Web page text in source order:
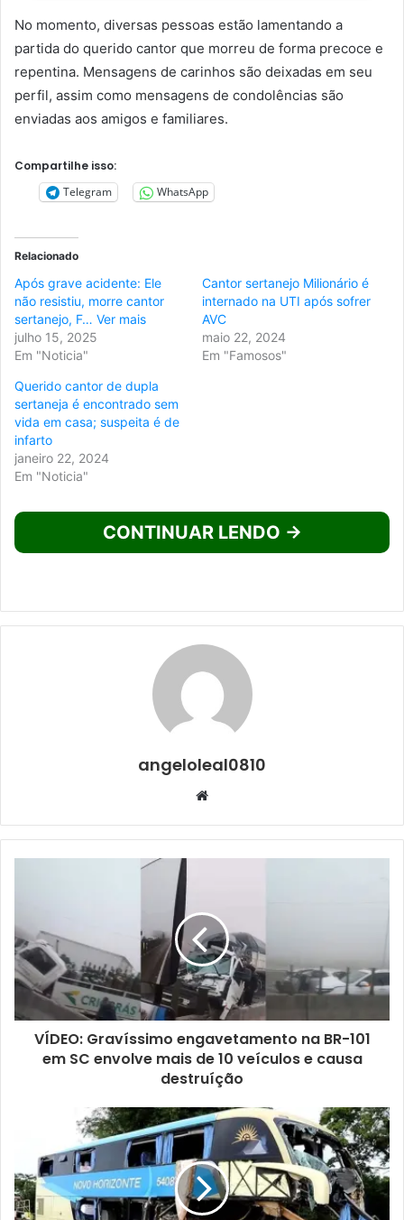
No momento, diversas pessoas estão lamentando a
partida do querido cantor que morreu de forma precoce e
repentina. Mensagens de carinhos são deixadas em seu
perfil, assim como mensagens de condolências são
enviadas aos amigos e familiares.
Compartilhe isso:
Telegram
WhatsApp
Relacionado
Após grave acidente: Ele
não resistiu, morre cantor
sertanejo, F… Ver mais
julho 15, 2025
Em "Noticia"
Cantor sertanejo Milionário é
internado na UTI após sofrer
AVC
maio 22, 2024
Em "Famosos"
Querido cantor de dupla
sertaneja é encontrado sem
vida em casa; suspeita é de
infarto
janeiro 22, 2024
Em "Noticia"
CONTINUAR LENDO →
angeloleal0810
Website
VÍDEO: Gravíssimo engavetamento na BR-101
em SC envolve mais de 10 veículos e causa
destruíção